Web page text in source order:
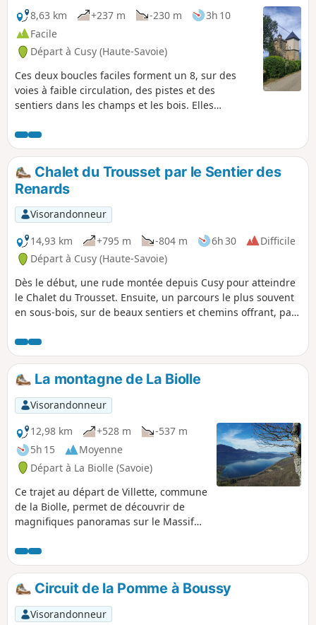
8,63 km
+237 m -230 m
3h 10
Facile
Départ à Cusy (Haute-Savoie)
Ces deux boucles faciles forment un 8, sur des
voies à faible circulation, des pistes et des
sentiers dans les champs et les bois. Elles
Clergeon, le massif des Bauges, le Semnoz et
même sur le Lac du Bourget. Elles traversent
aussi les villages de Saint-Ours et de Chainaz-Les-
Frasses ainsi permettent d'admirer au passage le
Château de Fésigny.
Chalet du Trousset par le Sentier des
Renards
Visorandonneur
14,93 km
+795 m -804 m 6h 30
Difficile
Départ à Cusy (Haute-Savoie)
Dès le début, une rude montée depuis Cusy pour atteindre
le Chalet du Trousset. Ensuite, un parcours le plus souvent
en sous-bois, sur de beaux sentiers et chemins offrant, par
conseillée
La montagne de La Biolle
Visorandonneur
12,98 km
+528 m
-537 m
5h 15
Moyenne
Départ à La Biolle (Savoie)
Ce trajet au départ de Villette, commune
de la Biolle, permet de découvrir de
magnifiques panoramas sur le Massif
à la nouvelle Croix de Meyrieu (Lac du
Bourget, Aix-les-Bains et les massifs
environnants. Le retour se fait par un
sentier très peu fréquenté et non balisé
mais avec l'application Visorando pas de
Circuit de la Pomme à Boussy
Visorandonneur